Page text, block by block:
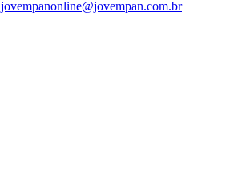
jovempanonline@jovempan.com.br